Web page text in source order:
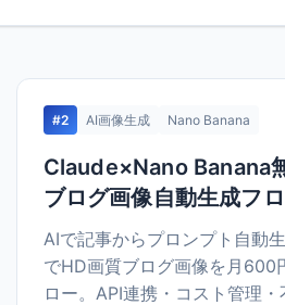
#2 AI画像生成 Nano Banana
Claude×Nano Banana
ブログ画像自動生成フ
AIで記事からプロンプト自動
でHD画質ブログ画像を月600
ロー。API連携・コスト管理